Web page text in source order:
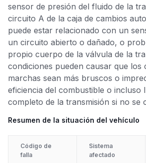
sensor de presión del fluido de la
circuito A de la caja de cambios
puede estar relacionado con un
un circuito abierto o dañado, o
propio cuerpo de la válvula de la
condiciones pueden causar que los
marchas sean más bruscos o
eficiencia del combustible o incluso
completo de la transmisión si no se
Resumen de la situación del vehículo
Código de
falla
Sistema
afectado